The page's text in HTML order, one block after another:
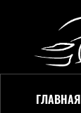
ГЛАВНАЯ